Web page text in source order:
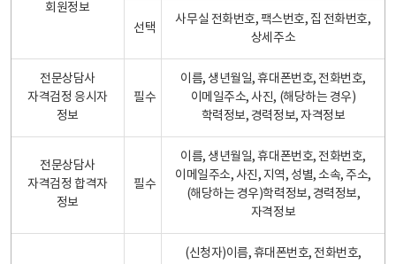
회원정보
선택
사무실 전화번호, 팩스번호, 집 전화번호,
상세주소
전문상담사
자격검정 응시자
정보
필수
이름, 생년월일, 휴대폰번호, 전화번호,
이메일주소, 사진, (해당하는 경우)
학력정보, 경력정보, 자격정보
전문상담사
자격검정 합격자
정보
필수
이름, 생년월일, 휴대폰번호, 전화번호,
이메일주소, 사진, 지역, 성별, 소속, 주소,
(해당하는 경우)학력정보, 경력정보,
자격정보
(신청자)이름, 휴대폰번호, 전화번호,